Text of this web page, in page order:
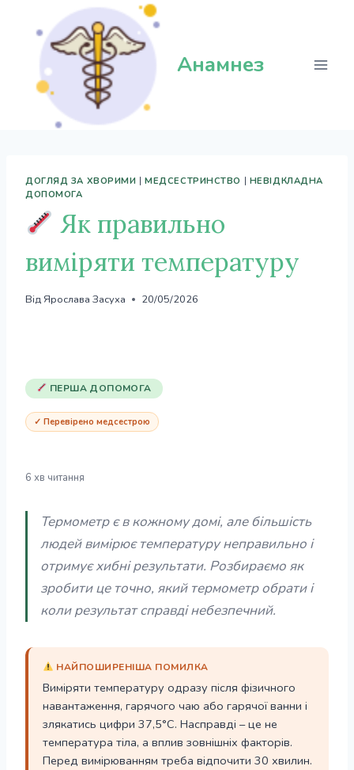
Анамнез
ДОГЛЯД ЗА ХВОРИМИ |МЕДСЕСТРИНСТВО | НЕВІДКЛАДНА
ДОПОМОГА
Як правильно
виміряти температуру
Від Ярослава Засуха 20/05/2026
ПЕРША ДОПОМОГА
✓ Перевірено медсестрою
6 хв читання
Термометр є в кожному домі, але більшість
людей вимірює температуру неправильно і
отримує хибні результати. Розбираємо як
зробити це точно, який термометр обрати і
коли результат справді небезпечний.
НАЙПОШИРЕНІША ПОМИЛКА
Виміряти температуру одразу після фізичного
навантаження, гарячого чаю або гарячої ванни і
злякатись цифри 37,5°С. Насправді – це не
температура тіла, а вплив зовнішніх факторів.
Перед вимірюванням треба відпочити 30 хвилин.